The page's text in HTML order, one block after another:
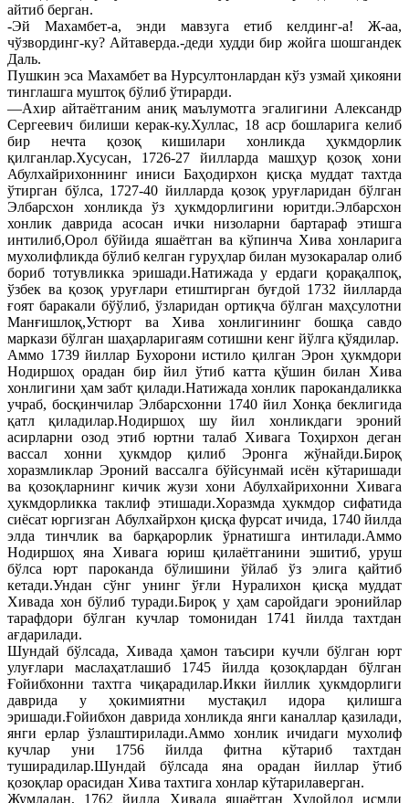
айтиб берган.
-Эй Махамбет-а, энди мавзуга етиб келдинг-а! Ж-аа,
чўзвординг-ку? Айтаверда.-деди худди бир жойга шошгандек
Даль.
Пушкин эса Махамбет ва Нурсултонлардан кўз узмай ҳикояни
тинглашга муштоқ бўлиб ўтирарди.
—Ахир айтаётганим аниқ маълумотга эгалигини Александр
Сергеевич билиши керак-ку.Хуллас, 18 аср бошларига келиб
бир нечта қозоқ кишилари хонликда ҳукмдорлик
қилганлар.Хусусан, 1726-27 йилларда машҳур қозоқ хони
Абулхайрихоннинг иниси Баҳодирхон қисқа муддат тахтда
ўтирган бўлса, 1727-40 йилларда қозоқ уруғларидан бўлган
Элбарсхон хонликда ўз ҳукмдорлигини юритди.Элбарсхон
хонлик даврида асосан ички низоларни бартараф этишга
интилиб,Орол бўйида яшаётган ва кўпинча Хива хонларига
мухолифликда бўлиб келган гуруҳлар билан музокаралар олиб
бориб тотувликка эришади.Натижада у ердаги қорақалпоқ,
ўзбек ва қозоқ уруғлари етиштирган буғдой 1732 йилларда
ғоят баракали бўўлиб, ўзларидан ортиқча бўлган маҳсулотни
Манғишлоқ,Устюрт ва Хива хонлигининг бошқа савдо
маркази бўлган шаҳарларигаям сотишни кенг йўлга қўядилар.
Аммо 1739 йиллар Бухорони истило қилган Эрон ҳукмдори
Нодиршоҳ орадан бир йил ўтиб катта қўшин билан Хива
хонлигини ҳам забт қилади.Натижада хонлик парокандаликка
учраб, босқинчилар Элбарсхонни 1740 йил Хонқа беклигида
қатл қиладилар.Нодиршоҳ шу йил хонликдаги эроний
асирларни озод этиб юртни талаб Хивага Тоҳирхон деган
вассал хонни ҳукмдор қилиб Эронга жўнайди.Бироқ
хоразмликлар Эроний вассалга бўйсунмай исён кўтаришади
ва қозоқларнинг кичик жузи хони Абулхайрихонни Хивага
ҳукмдорликка таклиф этишади.Хоразмда ҳукмдор сифатида
сиёсат юргизган Абулхайрхон қисқа фурсат ичида, 1740 йилда
элда тинчлик ва барқарорлик ўрнатишга интилади.Аммо
Нодиршоҳ яна Хивага юриш қилаётганини эшитиб, уруш
бўлса юрт пароканда бўлишини ўйлаб ўз элига қайтиб
кетади.Ундан сўнг унинг ўғли Нуралихон қисқа муддат
Хивада хон бўлиб туради.Бироқ у ҳам саройдаги эронийлар
тарафдори бўлган кучлар томонидан 1741 йилда тахтдан
ағдарилади.
Шундай бўлсада, Хивада ҳамон таъсири кучли бўлган юрт
улуғлари маслаҳатлашиб 1745 йилда қозоқлардан бўлган
Ғойибхонни тахтга чиқарадилар.Икки йиллик ҳукмдорлиги
даврида у ҳокимиятни мустақил идора қилишга
эришади.Ғойибхон даврида хонликда янги каналлар қазилади,
янги ерлар ўзлаштирилади.Аммо хонлик ичидаги мухолиф
кучлар уни 1756 йилда фитна кўтариб тахтдан
туширадилар.Шундай бўлсада яна орадан йиллар ўтиб
қозоқлар орасидан Хива тахтига хонлар кўтарилаверган.
Жумладан, 1762 йилда Хивада яшаётган Худойдод исмли